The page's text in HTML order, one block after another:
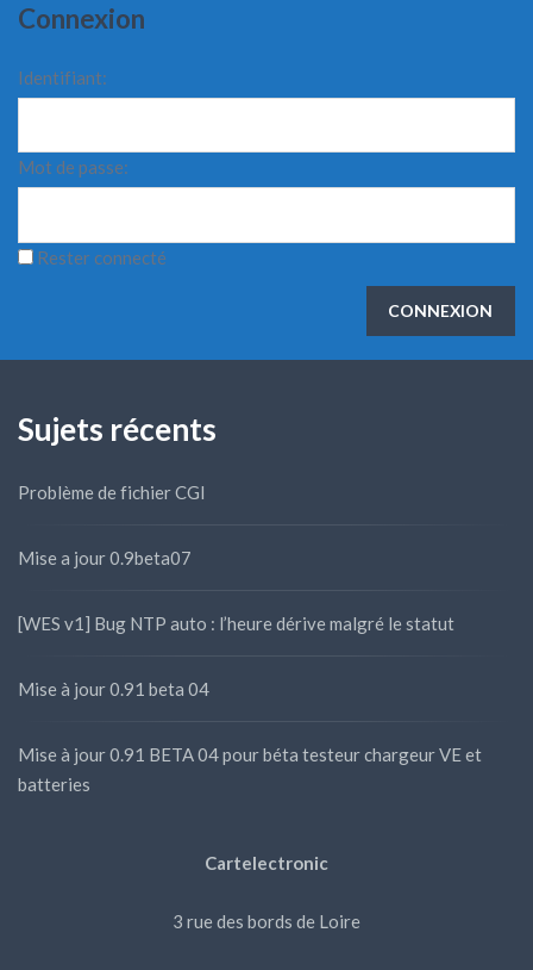
Connexion
Identifiant:
Mot de passe:
Rester connecté
CONNEXION
Sujets récents
Problème de fichier CGI
Mise a jour 0.9beta07
[WES v1] Bug NTP auto : l’heure dérive malgré le statut
Mise à jour 0.91 beta 04
Mise à jour 0.91 BETA 04 pour béta testeur chargeur VE et
batteries
Cartelectronic
3 rue des bords de Loire